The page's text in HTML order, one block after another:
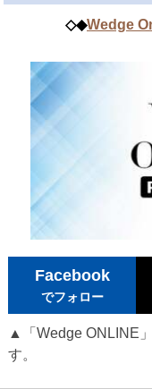
◇◆Wedge
Facebook
でフォロー
▲「Wedge ONLINE
す。